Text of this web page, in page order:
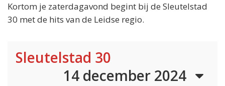
Kortom je zaterdagavond begint bij de Sleutelstad
30 met de hits van de Leidse regio.
Sleutelstad 30
14 december 2024